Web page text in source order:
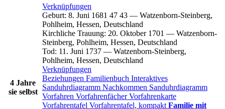
4 Jahre
sie selbst
Verknüpfungen
Geburt: 8. Juni 1681 47 43 — Watzenborn-Steinberg,
Pohlheim, Hessen, Deutschland
Kirchliche Trauung: 20. Oktober 1701 — Watzenborn-
Steinberg, Pohlheim, Hessen, Deutschland
Tod: 11. Juni 1737 — Watzenborn-Steinberg,
Pohlheim, Hessen, Deutschland
Verknüpfungen
Beziehungen Familienbuch Interaktives
Sanduhrdiagramm Nachkommen Sanduhrdiagramm
Vorfahren VorfahrenfächerVorfahrenkarte
Vorfahrentafel Vorfahrentafel, kompakt Familie mit